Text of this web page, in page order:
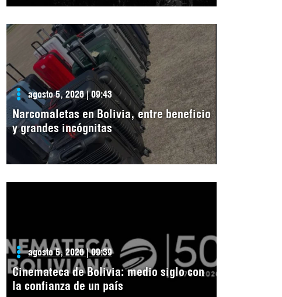
agosto 5, 2026 | 09:43
Narcomaletas en Bolivia, entre beneficio
y grandes incógnitas
agosto 5, 2026 | 09:39
Cinemateca de Bolivia: medio siglo con
la confianza de un país